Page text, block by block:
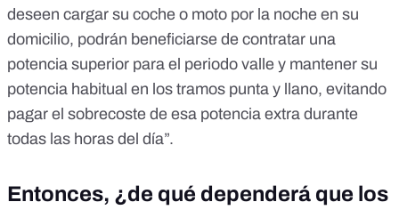
deseen cargar su coche o moto por la noche en su
domicilio, podrán beneficiarse de contratar una
potencia superior para el periodo valle y mantener su
potencia habitual en los tramos punta y llano, evitando
pagar el sobrecoste de esa potencia extra durante
todas las horas del día”.
Entonces, ¿de qué dependerá que los